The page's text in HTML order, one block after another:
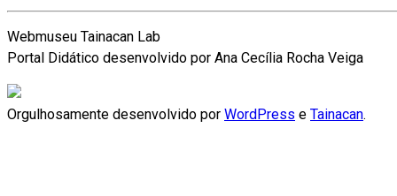
Webmuseu Tainacan Lab
Portal Didático desenvolvido por Ana Cecília Rocha Veiga
Orgulhosamente desenvolvido por WordPress e Tainacan.